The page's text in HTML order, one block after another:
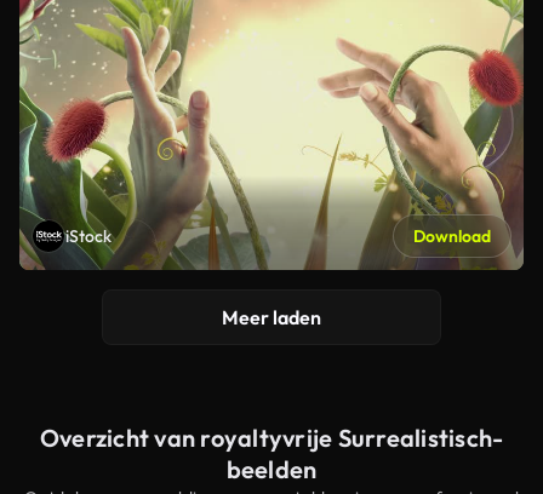
iStock Download
Meer laden
Overzicht van royaltyvrije Surrealistisch-
beelden